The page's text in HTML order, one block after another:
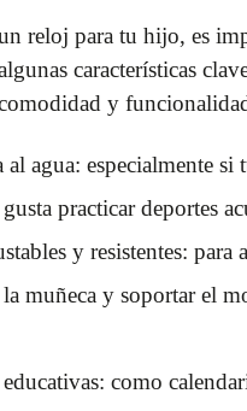
reloj para tu hijo, es
características
y
al agua: especialmente si
practicar deportes
y resistentes: para
muñeca y soportar el
como